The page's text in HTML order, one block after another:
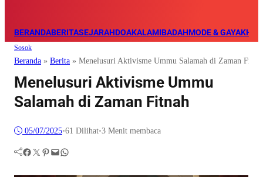
BERANDABERITASEJARAHDOAKALAMIBADAHMODE & GAYA
Sosok
Beranda » Berita » Menelusuri Aktivisme Ummu Salamah di Zaman
Menelusuri Aktivisme Ummu
Salamah di Zaman Fitnah
05/07/2025•61 Dilihat•3 Menit membaca
Facebook Twitter Pinterest Mail WhatsApp